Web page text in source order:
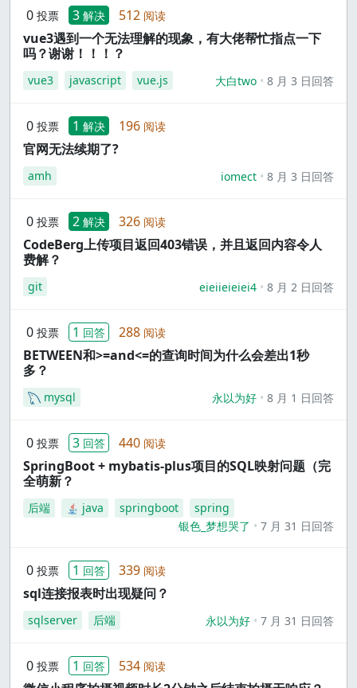
0 投票 3 解决 512 阅读
vue3遇到一个无法理解的现象，有大佬帮忙指点一下
吗？谢谢！！！？
vue3 javascript vue.js 大白two 8 月 3 日回答
0 投票 1 解决 196 阅读
官网无法续期了?
amh iomect 8 月 3 日回答
0 投票 2 解决 326 阅读
CodeBerg上传项目返回403错误，并且返回内容令人
费解？
git eieiieieiei4 8 月 2 日回答
0 投票 1 回答 288 阅读
BETWEEN和>=and<=的查询时间为什么会差出1秒
多？
mysql 永以为好 8 月 1 日回答
0 投票 3 回答 440 阅读
SpringBoot + mybatis-plus项目的SQL映射问题（完
全萌新？
后端 java springboot
spring
银色_梦想哭了
7 月 31 日回答
0 投票 1 回答 339 阅读
sql连接报表时出现疑问？
sqlserver 后端 永以为好 7 月 31 日回答
0 投票 1 回答 534 阅读